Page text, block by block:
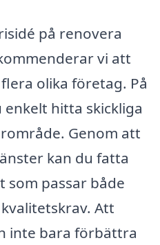
på renovera
vi att
olika företag. På
hitta skickliga
Genom att
kan du fatta
passar både
Att
inte bara förbättra